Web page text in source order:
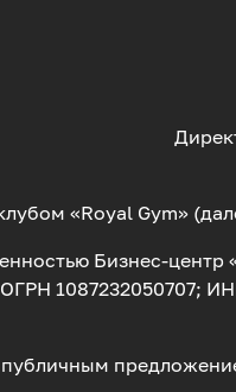
«Royal Gym»
Бизнес-центр
1087232050707;